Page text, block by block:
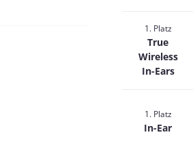
1. Platz
True
Wireless
In-Ears
1. Platz
In-Ear